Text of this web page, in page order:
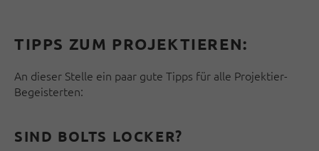
TIPPS ZUM PROJEKTIEREN:
An dieser Stelle ein paar gute Tipps für alle Projektier-
Begeisterten:
SIND BOLTS LOCKER?